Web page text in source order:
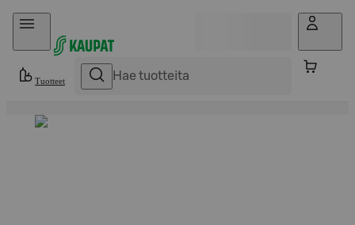
Hyppää sisältöön
Tuotteet